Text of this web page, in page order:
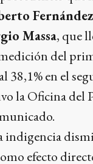
Fernández
Massa, que
del
38,1% en el
la Oficina del
indigencia
efecto